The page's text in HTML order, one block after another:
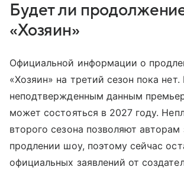
Будет ли
«Хозяин»
Официальной информации о
«Хозяин» на третий сезон пока нет.
неподтвержденным данным
может состояться в 2027 году.
второго сезона позволяют авторам
продлении шоу, поэтому сейчас
официальных заявлений от